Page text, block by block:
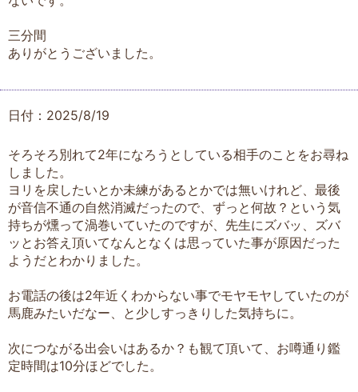
三分間
ありがとうございました。
日付：2025/8/19
そろそろ別れて2年になろうとしている相手のことをお尋ね
しました。
ヨリを戻したいとか未練があるとかでは無いけれど、最後
が音信不通の自然消滅だったので、ずっと何故？という気
持ちが燻って渦巻いていたのですが、先生にズバッ、ズバ
ッとお答え頂いてなんとなくは思っていた事が原因だった
ようだとわかりました。
お電話の後は2年近くわからない事でモヤモヤしていたのが
馬鹿みたいだなー、と少しすっきりした気持ちに。
次につながる出会いはあるか？も観て頂いて、お噂通り鑑
定時間は10分ほどでした。